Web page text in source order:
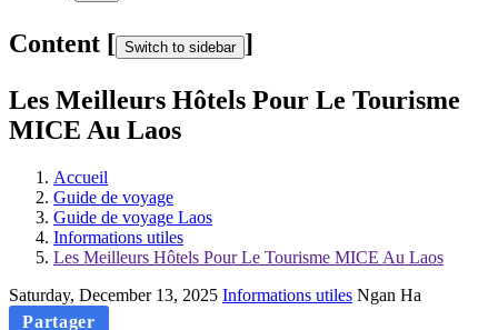
Content [ Switch to sidebar ]
Les Meilleurs Hôtels Pour Le Tourisme
MICE Au Laos
Accueil
Guide de voyage
Guide de voyage Laos
Informations utiles
Les Meilleurs Hôtels Pour Le Tourisme MICE Au Laos
Saturday, December 13, 2025 Informations utiles Ngan Ha
Partager